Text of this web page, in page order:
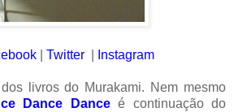
Twitter Instagram
livros do Murakami. Nem mesmo
Dance Danceé continuação do